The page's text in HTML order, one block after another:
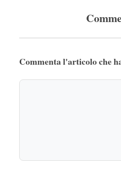
Commenta l'articolo che